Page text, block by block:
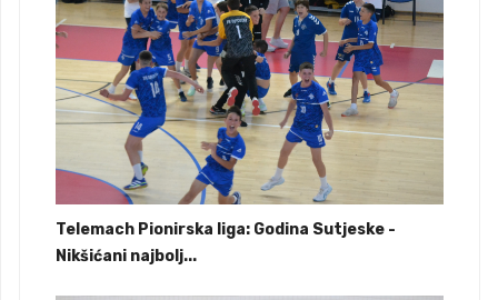
Telemach Pionirska liga: Godina Sutjeske -
Nikšićani najbolj...